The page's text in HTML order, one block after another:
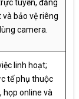
tuyến, đăng
bảo vệ riêng
camera.
linh hoạt;
tế phụ thuộc
họp online và